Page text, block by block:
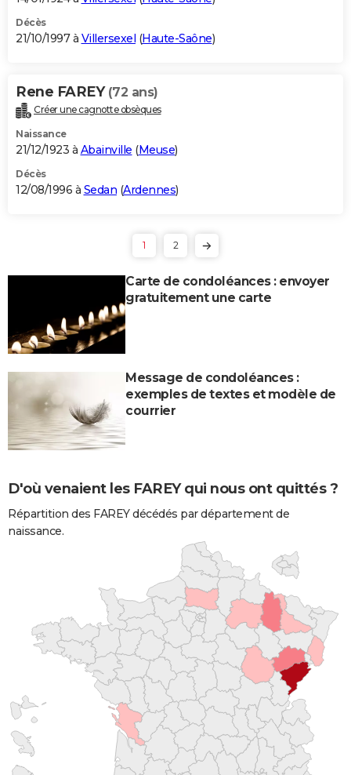
Décès
21/10/1997 à Villersexel (Haute-Saône)
Rene FAREY (72 ans)
Créer une cagnotte obsèques
Naissance
21/12/1923 à Abainville (Meuse)
Décès
12/08/1996 à Sedan (Ardennes)
1 2
Carte de condoléances : envoyer
gratuitement une carte
Message de condoléances :
exemples de textes et modèle de
courrier
D'où venaient les FAREY qui nous ont quittés ?
Répartition des FAREY décédés par département de
naissance.